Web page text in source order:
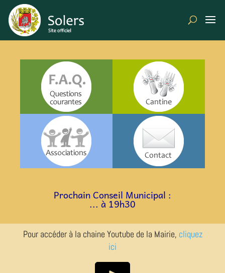
a a
Prochain Conseil Municipal :
... à 19h30
Pour accéder à la chaine Youtube de la Mairie, cliquez
ici